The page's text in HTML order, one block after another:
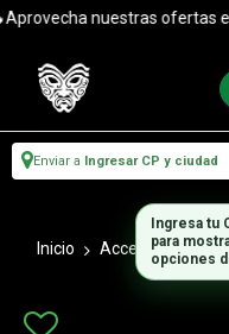
nuestras ofertas
Enviar a Ingresar CP y ciudad
Inicio Accesorios_1
Ingresa tu
para
opciones